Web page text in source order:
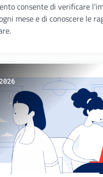
consente di verificare
mese e di conoscere le